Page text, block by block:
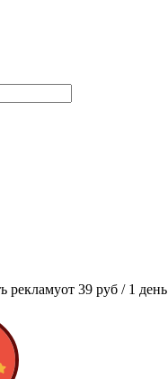
рекламуот 39 руб / 1 день